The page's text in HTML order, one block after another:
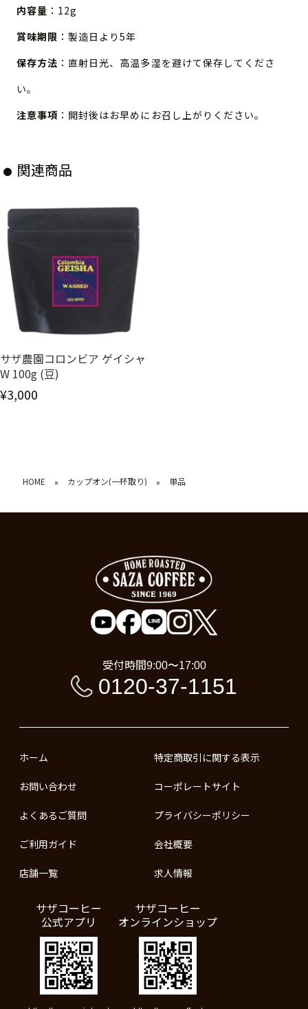
内容量 ：12g
賞味期限 ：製造日より5年
保存方法 ：直射日光、高温多湿を避けて保存してくださ
い。
注意事項 ：開封後はお早めにお召し上がりください。
関連商品
サザ農園コロンビア ゲイシャ
W 100g (豆)
¥3,000
HOME » カップオン(一杯取り) » 単品
受付時間9:00〜17:00
0120-37-1151
ホーム
お問い合わせ
よくあるご質問
ご利用ガイド
店舗一覧
特定商取引に関する表示
コーポレートサイト
プライバシーポリシー
会社概要
求人情報
サザコーヒー
公式アプリ
サザコーヒー
オンラインショップ